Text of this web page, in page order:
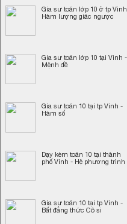
Gia sư toán lớp 10 ở tp
Hàm lượng giác ngược
Gia sư toán lớp 10 tại Vinh -
Mệnh đề
Gia sư toán 10 tại tp Vinh -
Hàm số
Dạy kèm toán 10 tại thành
phố Vinh - Hệ phương trình
Gia sư toán 10 tại tp Vinh -
Bất đẳng thức Cô si